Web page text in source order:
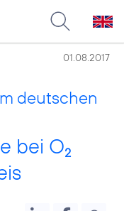
01.08.2017
deutschen
bei O2